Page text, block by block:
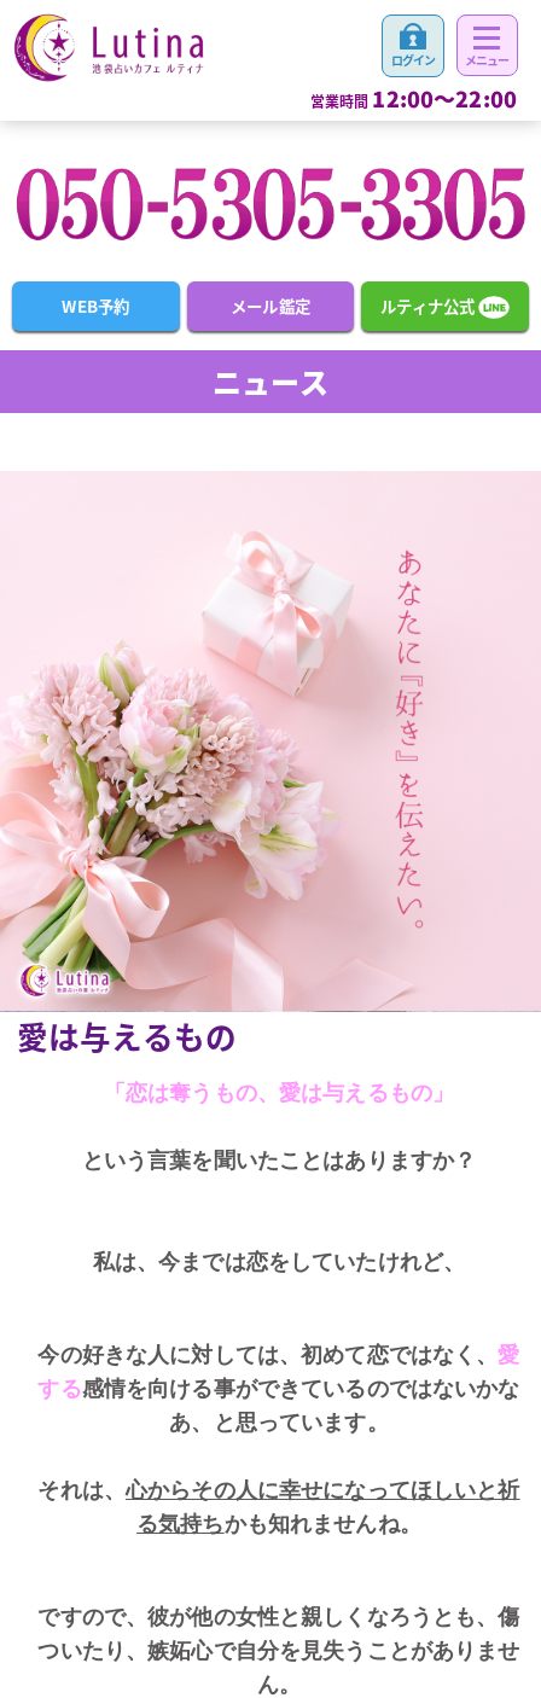
営業時間 12:00～22:00
WEB予約 メール鑑定 ルティナ公式
ニュース
愛は与えるもの
「恋は奪うもの、愛は与えるもの」
という言葉を聞いたことはありますか？
私は、今までは恋をしていたけれど、
今の好きな人に対しては、初めて恋ではなく、愛
する感情を向ける事ができているのではないかな
あ、と思っています。
それは、心からその人に幸せになってほしいと祈
る気持ちかも知れませんね。
ですので、彼が他の女性と親しくなろうとも、傷
ついたり、嫉妬心で自分を見失うことがありませ
ん。